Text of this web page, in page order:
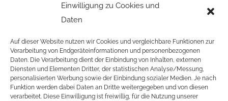
Einwilligung zu Cookies und
Daten
Auf dieser Website nutzen wir Cookies und vergleichbare Funktionen zur
Verarbeitung von Endgeräteinformationen und personenbezogenen
Daten. Die Verarbeitung dient der Einbindung von Inhalten, externen
Diensten und Elementen Dritter, der statistischen Analyse/Messung,
personalisierten Werbung sowie der Einbindung sozialer Medien. Je nach
Funktion werden dabei Daten an Dritte weitergegeben und von diesen
verarbeitet. Diese Einwilligung ist freiwillig, für die Nutzung unserer
->Wird aufgrund der aktuellen Situation wegen des